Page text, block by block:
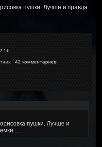
пушки. Лучше и правда
42 комментариев
пушки. Лучше и